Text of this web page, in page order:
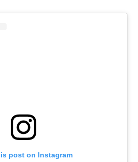
post on Instagram